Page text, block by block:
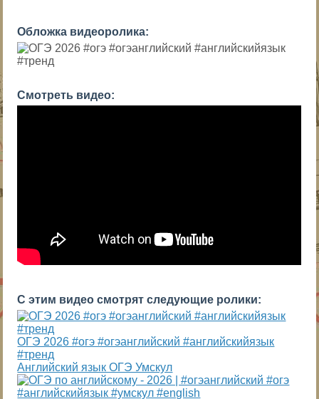
Обложка видеоролика:
Смотреть видео:
С этим видео смотрят следующие ролики:
ОГЭ 2026 #огэ #огэанглийский #английскийязык
#тренд
Английский язык ОГЭ Умскул